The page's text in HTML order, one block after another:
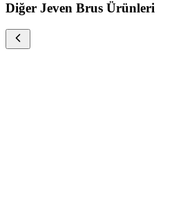
Diğer Jeven Brus Ürünleri